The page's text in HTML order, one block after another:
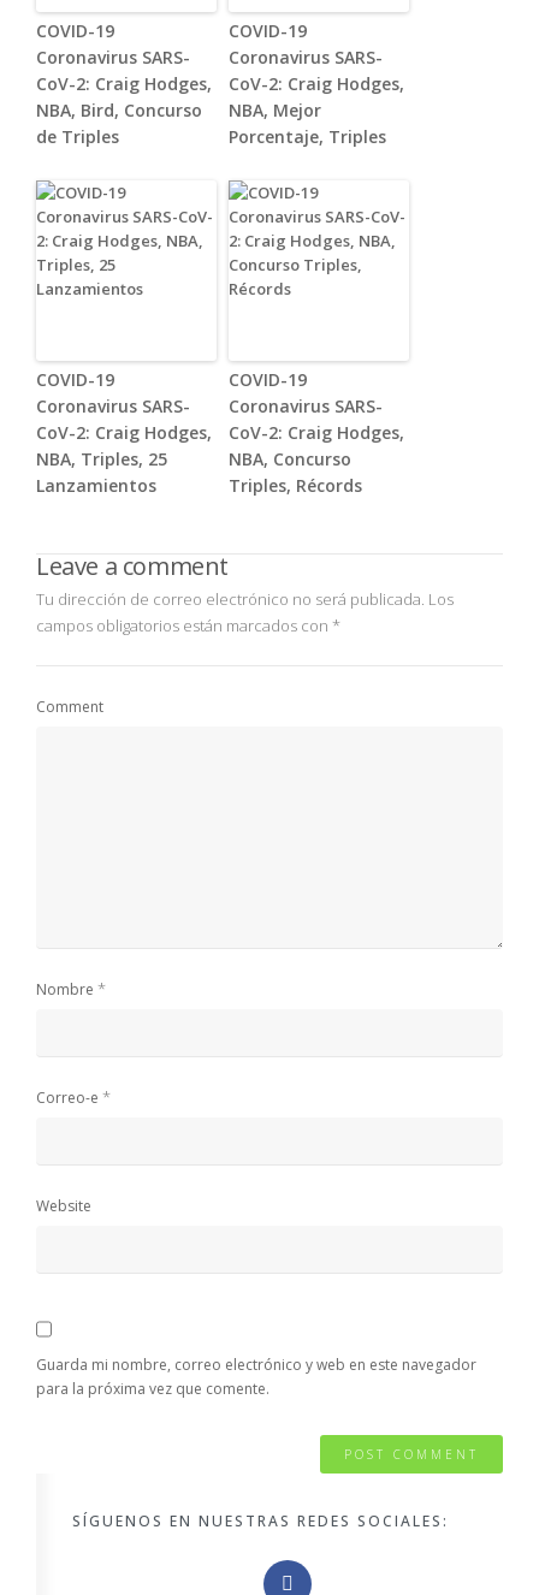
COVID-19
Coronavirus SARS-
CoV-2: Craig Hodges,
NBA, Bird, Concurso
de Triples
COVID-19
Coronavirus SARS-
CoV-2: Craig Hodges,
NBA, Mejor
Porcentaje, Triples
COVID-19
Coronavirus SARS-
CoV-2: Craig Hodges,
NBA, Triples, 25
Lanzamientos
COVID-19
Coronavirus SARS-
CoV-2: Craig Hodges,
NBA, Concurso
Triples, Récords
Leave a comment
Tu dirección de correo electrónico no será publicada. Los
campos obligatorios están marcados con *
Comment
Nombre *
Correo-e *
Website
Guarda mi nombre, correo electrónico y web en este navegador
para la próxima vez que comente.
SÍGUENOS EN NUESTRAS REDES SOCIALES: